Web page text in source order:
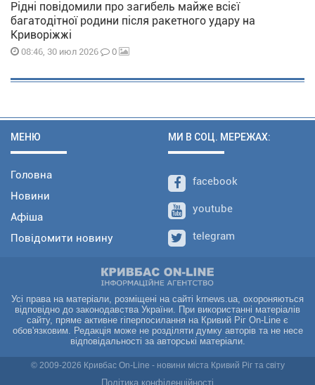
Рідні повідомили про загибель майже всієї
багатодітної родини після ракетного удару на
Криворіжжі
08:46, 30 июл 2026 0
МЕНЮ
Головна
Новини
Афіша
Повідомити новину
МИ В СОЦ. МЕРЕЖАХ:
facebook
youtube
telegram
Усі права на матеріали, розміщені на сайті krnews.ua, охороняються
відповідно до законодавства України. При використанні матеріалів
сайту, пряме активне гіперпосилання на Кривий Ріг On-Line є
обов'язковим. Редакція може не розділяти думку авторів та не несе
відповідальності за авторські матеріали.
© 2009-2026 Кривбас On-Line - новини міста Кривий Ріг та світу
Політика конфіденційності